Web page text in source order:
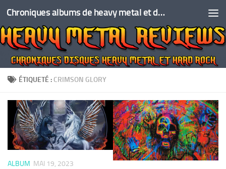
Skip to content Chroniques albums de heavy metal et de hard rock
ÉTIQUETÉ : CRIMSON GLORY
ALBUM MAI 19, 2023